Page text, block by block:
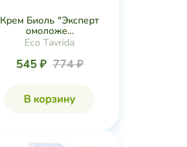
Крем Биоль "Эксперт
омоложе...
Eco Tavrida
545 ₽ 774 ₽
В корзину